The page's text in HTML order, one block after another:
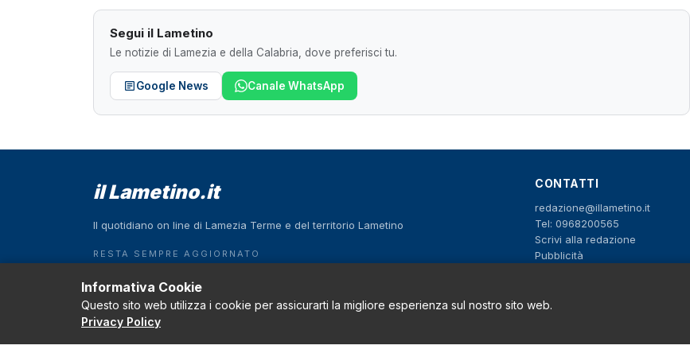
Segui il Lametino
Le notizie di Lamezia e della Calabria, dove preferisci tu.
Google News Canale WhatsApp
il Lametino.it
Il quotidiano on line di Lamezia Terme e del territorio Lametino
RESTA SEMPRE AGGIORNATO
Download on the
App Store
GET IT ON
Google Play
CONTATTI
redazione@illametino.it
Tel: 0968200565
Scrivi alla redazione
Pubblicità
Informativa Cookie
Questo sito web utilizza i cookie per assicurarti la migliore esperienza sul nostro sito web.
Privacy Policy